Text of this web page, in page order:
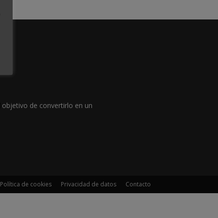
de convertirlo en un
Política de cookies Privacidad de datos Contacto